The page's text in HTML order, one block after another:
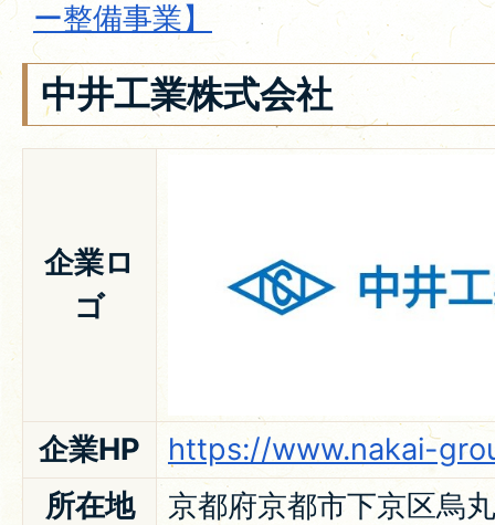
ー整備事業】
中井工業株式会社
企業ロ
ゴ
企業HP
https://www.nakai-
所在地
京都府京都市下京区烏